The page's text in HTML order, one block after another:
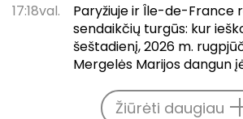
17:18val.
Paryžiuje ir Île-de-France
sendaikčių turgūs: kur
šeštadienį, 2026 m.
Mergelės Marijos dangun
Žiūrėti daugiau